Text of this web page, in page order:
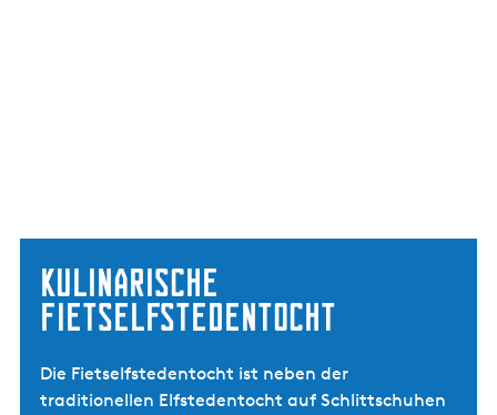
Kulinarische
Fietselfstedentocht
Die Fietselfstedentocht ist neben der
traditionellen Elfstedentocht auf Schlittschuhen